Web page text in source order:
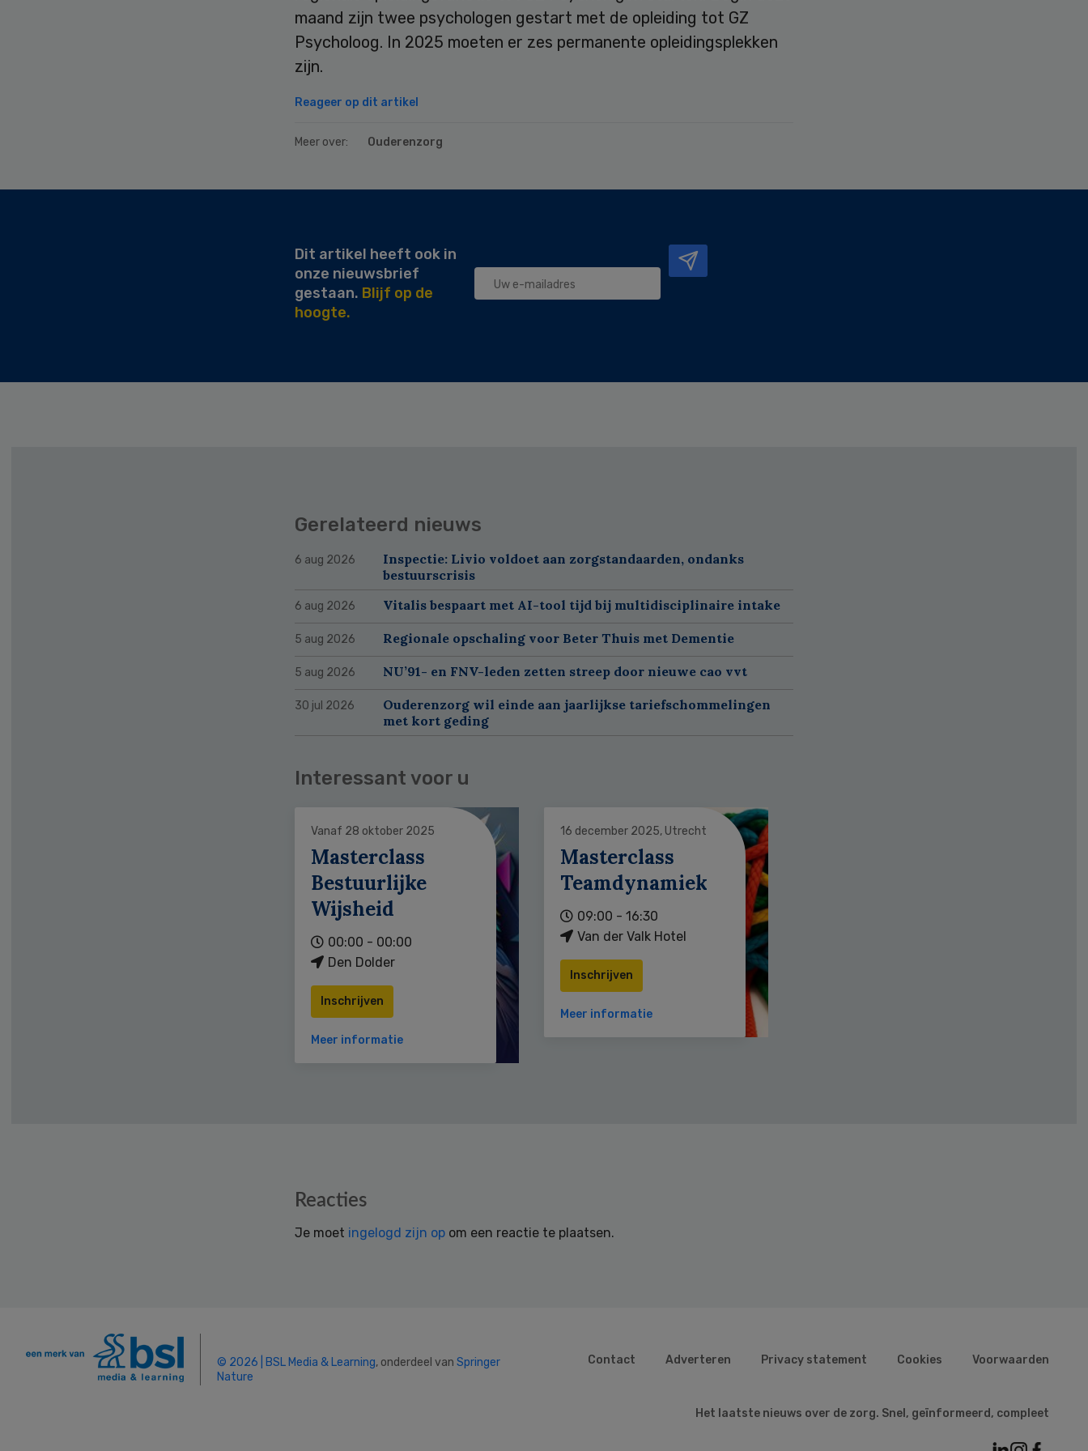
maand zijn twee psychologen gestart met de opleiding tot GZ
Psycholoog. In 2025 moeten er zes permanente opleidingsplekken
zijn.
Reageer op dit artikel
Meer over: Ouderenzorg
Dit artikel heeft ook in
onze nieuwsbrief
gestaan. Blijf op de
hoogte.
Gerelateerd nieuws
6 aug 2026
Inspectie: Livio voldoet aan zorgstandaarden, ondanks
bestuurscrisis
6 aug 2026 Vitalis bespaart met AI-tool tijd bij multidisciplinaire intake
5 aug 2026 Regionale opschaling voor Beter Thuis met Dementie
5 aug 2026 NU’91- en FNV-leden zetten streep door nieuwe cao vvt
30 jul 2026
Ouderenzorg wil einde aan jaarlijkse tariefschommelingen
met kort geding
Interessant voor u
Vanaf 28 oktober 2025
Masterclass
Bestuurlijke
Wijsheid
00:00 - 00:00
Den Dolder
Inschrijven
Meer informatie
16 december 2025, Utrecht
Masterclass
Teamdynamiek
09:00 - 16:30
Van der Valk Hotel
Inschrijven
Meer informatie
Reacties
Je moet ingelogd zijn op om een reactie te plaatsen.
© 2026 | BSL Media & Learning, onderdeel van Springer
Nature
Contact Adverteren Privacy statement Cookies Voorwaarden
Het laatste nieuws over de zorg. Snel, geïnformeerd, compleet